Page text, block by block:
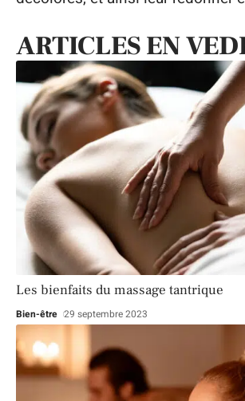
ARTICLES EN
Les bienfaits du massage tantrique
Bien-être 29 septembre 2023